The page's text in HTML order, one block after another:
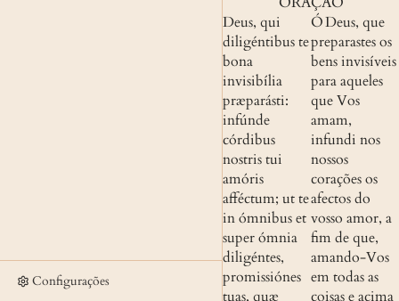
Configurações
Deus, qui
diligéntibus te
bona
invisibília
præparásti:
infúnde
córdibus
nostris tui
amóris
afféctum; ut te
in ómnibus et
super ómnia
diligéntes,
promissiónes
tuas, quæ
Ó Deus, que
preparastes os
bens invisíveis
para aqueles
que Vos
amam,
infundi nos
nossos
corações os
afectos do
vosso amor, a
fim de que,
amando-Vos
em todas as
coisas e acima